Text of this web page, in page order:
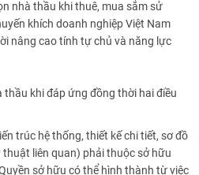
nhà thầu khi thuê, mua sắm sử
khích doanh nghiệp Việt Nam
nâng cao tính tự chủ và năng lực
khi đáp ứng đồng thời hai điều
trúc hệ thống, thiết kế chi tiết, sơ đồ
thuật liên quan) phải thuộc sở hữu
sở hữu có thể hình thành từ việc